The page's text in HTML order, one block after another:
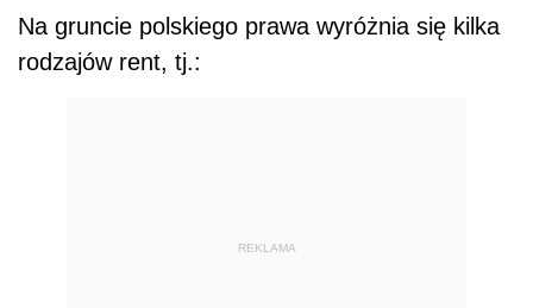
Na gruncie polskiego prawa wyróżnia się kilka
rodzajów rent, tj.:
REKLAMA